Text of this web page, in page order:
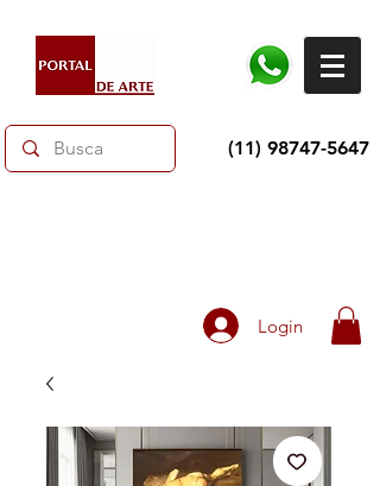
(11) 98747-5647
Login